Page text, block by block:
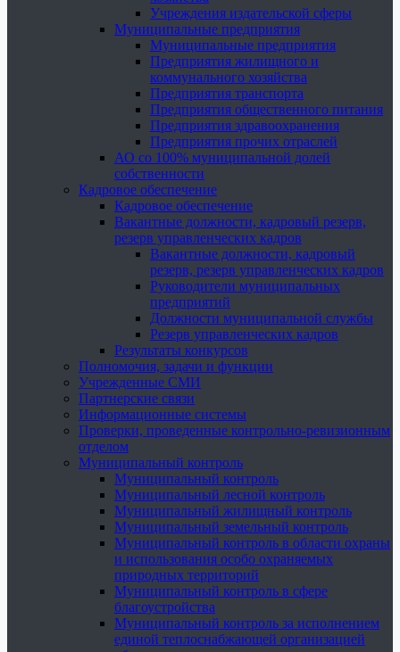
Учреждения издательской сферы
Муниципальные предприятия
Муниципальные предприятия
Предприятия жилищного и
коммунального хозяйства
Предприятия транспорта
Предприятия общественного питания
Предприятия здравоохранения
Предприятия прочих отраслей
АО со 100% муниципальной долей
собственности
Кадровое обеспечение
Кадровое обеспечение
Вакантные должности, кадровый резерв,
резерв управленческих кадров
Вакантные должности, кадровый
резерв, резерв управленческих кадров
Руководители муниципальных
предприятий
Должности муниципальной службы
Резерв управленческих кадров
Результаты конкурсов
Полномочия, задачи и функции
Учрежденные СМИ
Партнерские связи
Информационные системы
Проверки, проведенные контрольно-ревизионным
отделом
Муниципальный контроль
Муниципальный контроль
Муниципальный лесной контроль
Муниципальный жилищный контроль
Муниципальный земельный контроль
Муниципальный контроль в области охраны
и использования особо охраняемых
природных территорий
Муниципальный контроль в сфере
благоустройства
Муниципальный контроль за исполнением
единой теплоснабжающей организацией